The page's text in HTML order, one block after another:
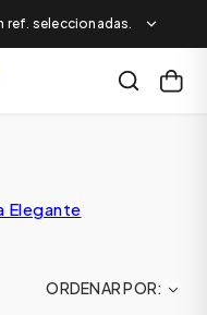
ref. seleccionadas.
Elegante
ORDENAR POR